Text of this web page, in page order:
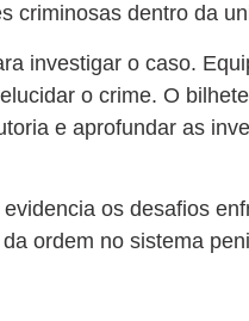
criminosas dentro da
investigar o caso.
o crime. O
e aprofundar as
os desafios
ordem no sistema